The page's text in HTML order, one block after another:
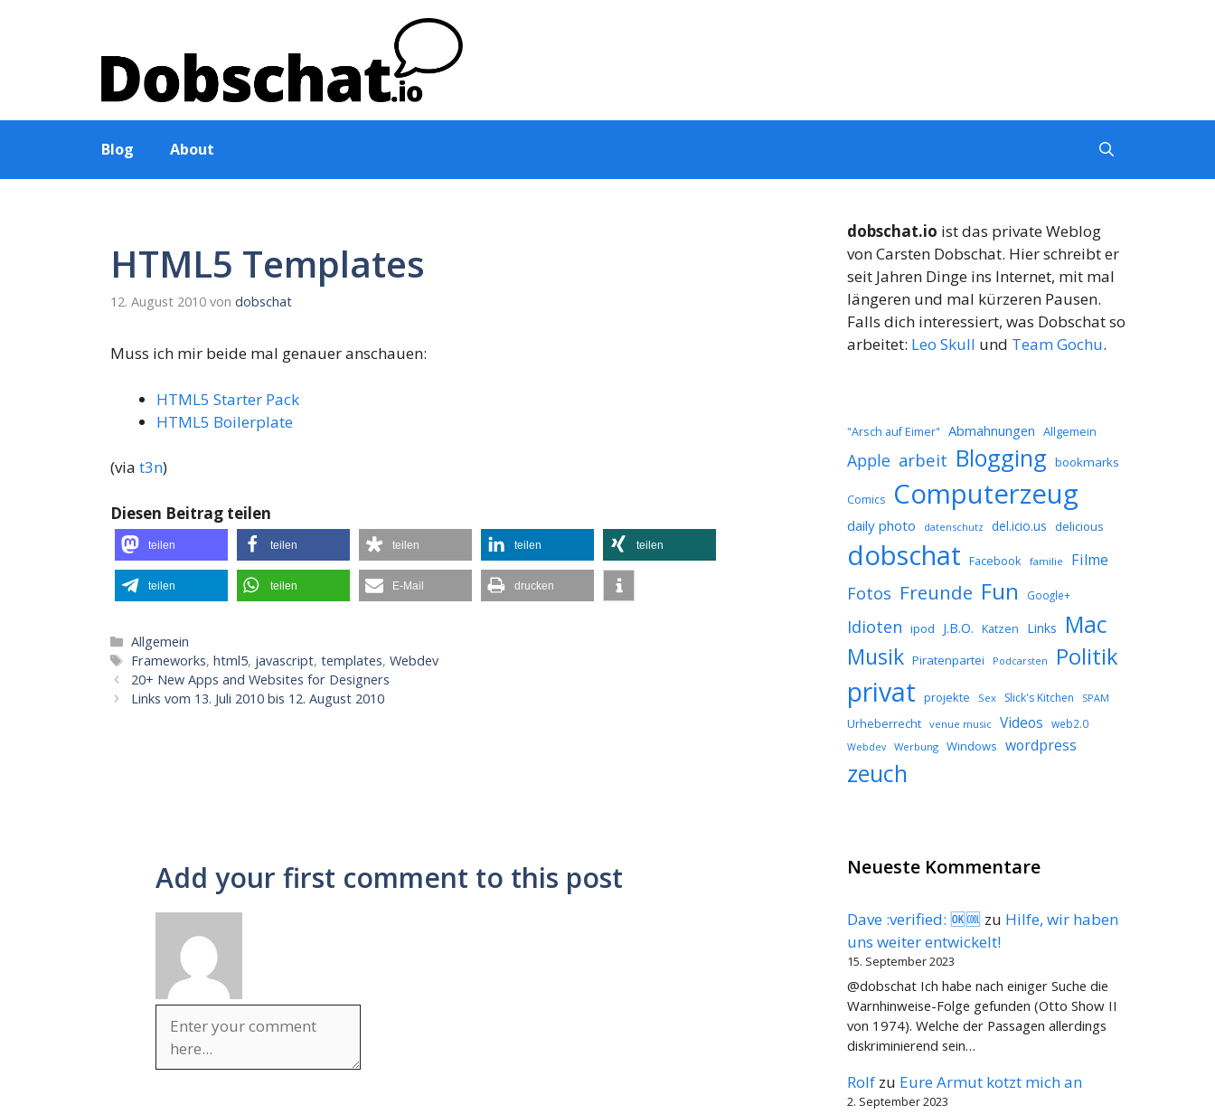
Blog About
HTML5 Templates
12. August 2010 von dobschat
Muss ich mir beide mal genauer anschauen:
HTML5 Starter Pack
HTML5 Boilerplate
(via t3n)
Diesen Beitrag teilen
teilen teilen teilen teilen teilen
teilen teilen E-Mail drucken
Kategorien
Allgemein
Schlagwörter
Frameworks,html5, javascript,templates,Webdev
20+ New Apps and Websites for Designers
Links vom 13. Juli 2010 bis 12. August 2010
Add your first comment to this post
dobschat.io ist das private Weblog
von Carsten Dobschat. Hier schreibt er
seit Jahren Dinge ins Internet, mit mal
längeren und mal kürzeren Pausen.
Falls dich interessiert, was Dobschat so
arbeitet: Leo Skull und Team Gochu.
"Arsch auf Eimer" Abmahnungen Allgemein
Apple arbeit Blogging bookmarks
Comics Computerzeug
daily photo datenschutz del.icio.us delicious
dobschat Facebook familie Filme
Fotos Freunde Fun Google+
Idioten ipod J.B.O. Katzen Links Mac
Musik Piratenpartei Podcarsten Politik
privat projekte Sex Slick's Kitchen SPAM
Urheberrecht venue music Videos web2.0
Webdev Werbung Windows wordpress
zeuch
Neueste Kommentare
Dave :verified: 🆗🆒 zu Hilfe, wir haben
uns weiter entwickelt!
15. September 2023
@dobschat Ich habe nach einiger Suche die
Warnhinweise-Folge gefunden (Otto Show II
von 1974). Welche der Passagen allerdings
diskriminierend sein…
Rolf zu Eure Armut kotzt mich an
2. September 2023